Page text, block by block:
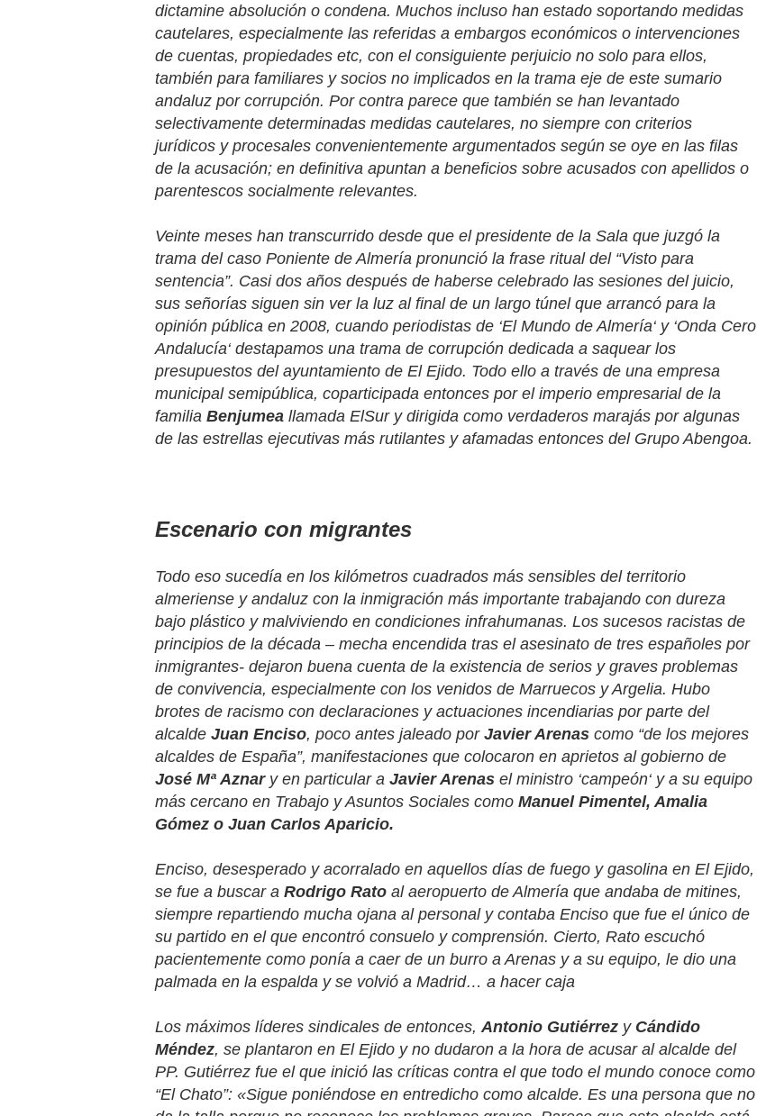
dictamine absolución o condena. Muchos incluso han estado soportando medidas
cautelares, especialmente las referidas a embargos económicos o intervenciones
de cuentas, propiedades etc, con el consiguiente perjuicio no solo para ellos,
también para familiares y socios no implicados en la trama eje de este sumario
andaluz por corrupción. Por contra parece que también se han levantado
selectivamente determinadas medidas cautelares, no siempre con criterios
jurídicos y procesales convenientemente argumentados según se oye en las filas
de la acusación; en definitiva apuntan a beneficios sobre acusados con apellidos o
parentescos socialmente relevantes.
Veinte meses han transcurrido desde que el presidente de la Sala que juzgó la
trama del caso Poniente de Almería pronunció la frase ritual del “Visto para
sentencia”. Casi dos años después de haberse celebrado las sesiones del juicio,
sus señorías siguen sin ver la luz al final de un largo túnel que arrancó para la
opinión pública en 2008, cuando periodistas de ‘El Mundo de Almería‘ y ‘Onda Cero
Andalucía‘ destapamos una trama de corrupción dedicada a saquear los
presupuestos del ayuntamiento de El Ejido. Todo ello a través de una empresa
municipal semipública, coparticipada entonces por el imperio empresarial de la
familia Benjumea llamada ElSur y dirigida como verdaderos marajás por algunas
de las estrellas ejecutivas más rutilantes y afamadas entonces del Grupo Abengoa.
Escenario con migrantes
Todo eso sucedía en los kilómetros cuadrados más sensibles del territorio
almeriense y andaluz con la inmigración más importante trabajando con dureza
bajo plástico y malviviendo en condiciones infrahumanas. Los sucesos racistas de
principios de la década – mecha encendida tras el asesinato de tres españoles por
inmigrantes- dejaron buena cuenta de la existencia de serios y graves problemas
de convivencia, especialmente con los venidos de Marruecos y Argelia. Hubo
brotes de racismo con declaraciones y actuaciones incendiarias por parte del
alcalde Juan Enciso, poco antes jaleado por Javier Arenas como “de los mejores
alcaldes de España”, manifestaciones que colocaron en aprietos al gobierno de
José Mª Aznary en particular a Javier Arenas el ministro ‘campeón‘ y a su equipo
más cercano en Trabajo y Asuntos Sociales como Manuel Pimentel, Amalia
Gómez o Juan Carlos Aparicio.
Enciso, desesperado y acorralado en aquellos días de fuego y gasolina en El Ejido,
se fue a buscar a Rodrigo Rato al aeropuerto de Almería que andaba de mitines,
siempre repartiendo mucha ojana al personal y contaba Enciso que fue el único de
su partido en el que encontró consuelo y comprensión. Cierto, Rato escuchó
pacientemente como ponía a caer de un burro a Arenas y a su equipo, le dio una
palmada en la espalda y se volvió a Madrid… a hacer caja
Los máximos líderes sindicales de entonces, Antonio Gutiérrez y Cándido
Méndez, se plantaron en El Ejido y no dudaron a la hora de acusar al alcalde del
PP. Gutiérrez fue el que inició las críticas contra el que todo el mundo conoce como
“El Chato”: «Sigue poniéndose en entredicho como alcalde. Es una persona que no